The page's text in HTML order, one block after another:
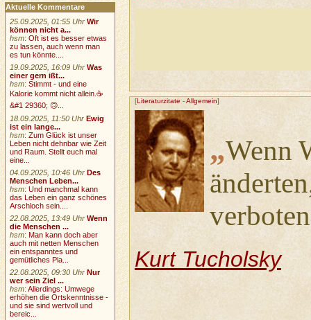
[Literaturzitate -Allgemein]
„Wenn
Kurt Tucholsky
Aktuelle Kommentare
25.09.2025, 01:55 Uhr Wir
können nicht a...
hsm:Oft ist es besser etwas
zu lassen, auch wenn man
es tun könnte....
19.09.2025, 16:09 Uhr Was
einer gern ißt...
hsm:Stimmt - und eine
Kalorie kommt nicht allein.☕
&#1 29360; 🙃...
18.09.2025, 11:50 Uhr Ewig
ist ein lange...
hsm:Zum Glück ist unser
Leben nicht dehnbar wie Zeit
und Raum. Stellt euch mal
eine...
04.09.2025, 10:46 Uhr Des
Menschen Leben...
hsm:Und manchmal kann
das Leben ein ganz schönes
Arschloch sein....
22.08.2025, 13:49 Uhr Wenn
die Menschen ...
hsm:Man kann doch aber
auch mit netten Menschen
ein entspanntes und
gemütliches Pla...
22.08.2025, 09:30 Uhr Nur
wer sein Ziel ...
hsm:Allerdings: Umwege
erhöhen die Ortskenntnisse -
und sie sind wertvoll und
bereic...